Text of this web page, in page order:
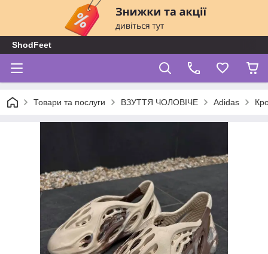
ShodFeet
Товари та послуги ВЗУТТЯ ЧОЛОВІЧЕ Adidas